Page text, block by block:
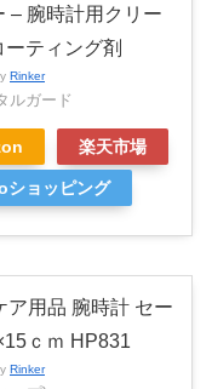
– 腕時計用クリー
ティング剤
Rinker
ルガード
楽天市場
ショッピング
ア用品 腕時計 セー
ｃｍ HP831
Rinker